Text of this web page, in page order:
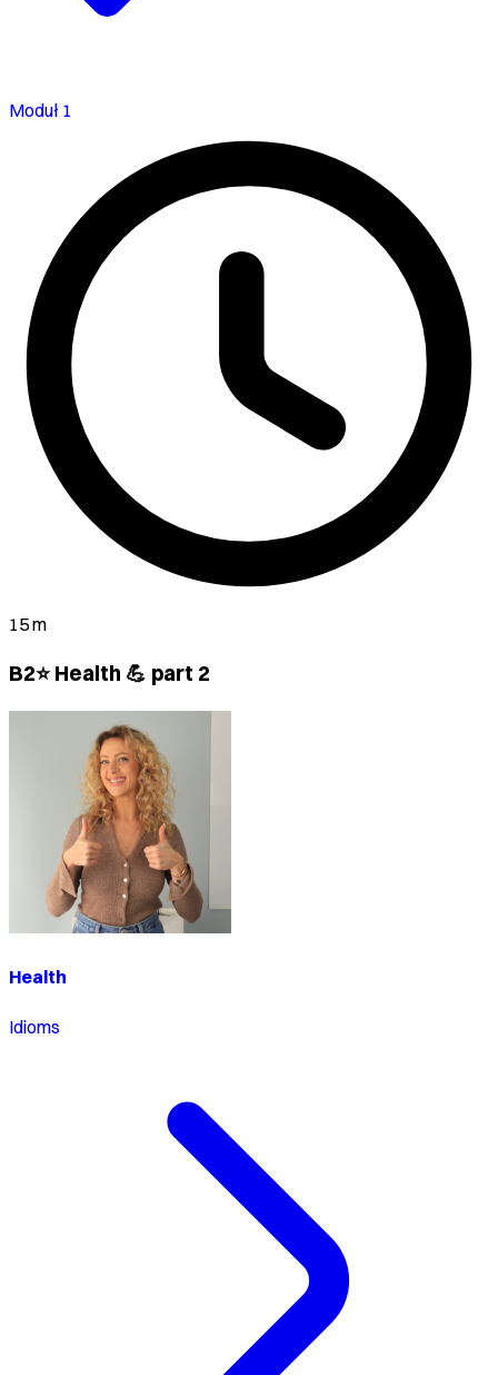
Moduł 1
15 m
B2⭐ Health 💪 part 2
Health
Idioms